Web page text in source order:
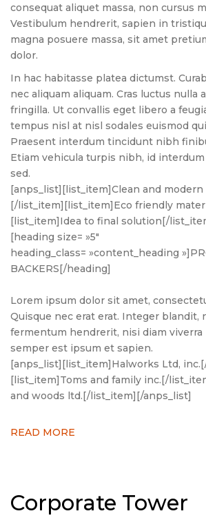
consequat aliquet massa, non cursus
Vestibulum hendrerit, sapien in
magna posuere massa, sit amet
dolor.
In hac habitasse platea dictumst.
nec aliquam aliquam. Cras luctus nulla
fringilla. Ut convallis eget libero a
tempus nisl at nisl sodales euismod
Praesent interdum tincidunt nibh
Etiam vehicula turpis nibh, id
sed.
[anps_list][list_item]Clean and
[/list_item][list_item]Eco friendly
[list_item]Idea to final solution[/
[heading size= »5″
heading_class= »content_heading
BACKERS[/heading]
Lorem ipsum dolor sit amet,
Quisque nec erat erat. Integer blandit,
fermentum hendrerit, nisi diam viverra
semper est ipsum et sapien.
[anps_list][list_item]Halworks Ltd,
[list_item]Toms and family inc.[/
and woods ltd.[/list_item][/anps_list]
READ MORE
Corporate Tower